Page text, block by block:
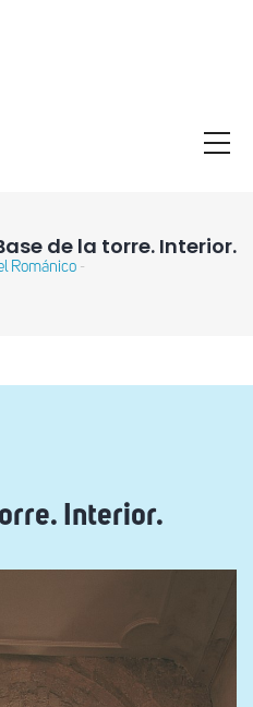
de la torre. Interior.
Románico -
Interior.